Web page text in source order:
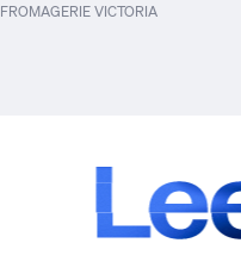
FROMAGERIE VICTORIA